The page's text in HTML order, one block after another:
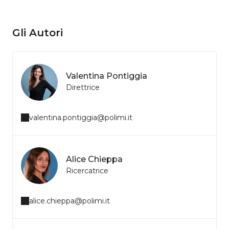
Gli Autori
Valentina Pontiggia
Direttrice
valentina.pontiggia@polimi.it
Alice Chieppa
Ricercatrice
alice.chieppa@polimi.it